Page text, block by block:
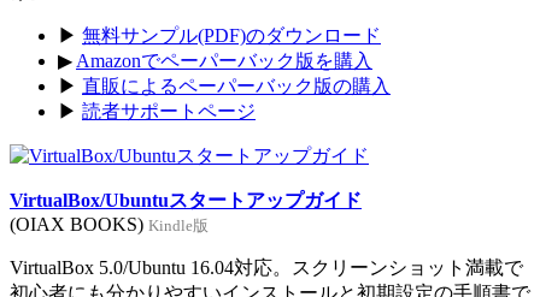
▶ 無料サンプル(PDF)のダウンロード
▶ Amazonでペーパーバック版を購入
▶ 直販によるペーパーバック版の購入
▶ 読者サポートページ
VirtualBox/Ubuntuスタートアップガイド
(OIAX BOOKS) Kindle版
VirtualBox 5.0/Ubuntu 16.04対応。スクリーンショット満載で
初心者にも分かりやすいインストールと初期設定の手順書で